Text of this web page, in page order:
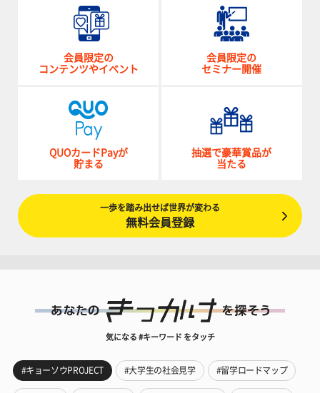
会員限定の
コンテンツやイベント
会員限定の
セミナー開催
QUOカードPayが
貯まる
抽選で豪華賞品が
当たる
一歩を踏み出せば世界が変わる
無料会員登録
気になる #キーワード をタッチ
#キョーソウPROJECT #大学生の社会見学 #留学ロードマップ